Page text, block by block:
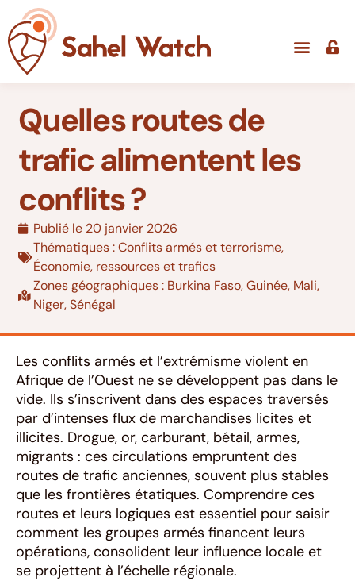
Quelles routes de
trafic alimentent les
conflits ?
Publié le 20 janvier 2026
Thématiques :Conflits armés et terrorisme,
Économie, ressources et trafics
Zones géographiques : Burkina Faso,Guinée, Mali,
Niger,Sénégal
Les conflits armés et l’extrémisme violent en
Afrique de l’Ouest ne se développent pas dans le
vide. Ils s’inscrivent dans des espaces traversés
par d’intenses flux de marchandises licites et
illicites. Drogue, or, carburant, bétail, armes,
migrants : ces circulations empruntent des
routes de trafic anciennes, souvent plus stables
que les frontières étatiques. Comprendre ces
routes et leurs logiques est essentiel pour saisir
comment les groupes armés financent leurs
opérations, consolident leur influence locale et
se projettent à l’échelle régionale.